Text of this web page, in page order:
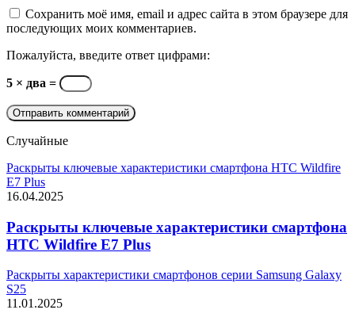
Сохранить моё имя, email и адрес сайта в этом браузере для
последующих моих комментариев.
Пожалуйста, введите ответ цифрами:
5 × два =
Случайные
Раскрыты ключевые характеристики смартфона HTC Wildfire
E7 Plus
16.04.2025
Раскрыты ключевые характеристики смартфона
HTC Wildfire E7 Plus
Раскрыты характеристики смартфонов серии Samsung Galaxy
S25
11.01.2025